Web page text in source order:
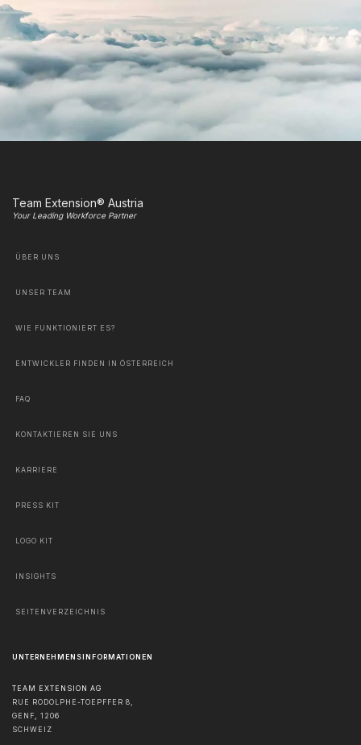
Team Extension® Austria
Your Leading Workforce Partner
ÜBER UNS
UNSER TEAM
WIE FUNKTIONIERT ES?
ENTWICKLER FINDEN IN ÖSTERREICH
FAQ
KONTAKTIEREN SIE UNS
KARRIERE
PRESS KIT
LOGO KIT
INSIGHTS
SEITENVERZEICHNIS
UNTERNEHMENSINFORMATIONEN
TEAM EXTENSION AG
RUE RODOLPHE-TOEPFFER 8,
GENF, 1206
SCHWEIZ